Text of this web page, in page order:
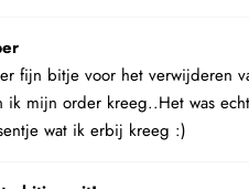
fijn bitje voor het verwijderen
ik mijn order kreeg..Het was
wat ik erbij kreeg :)